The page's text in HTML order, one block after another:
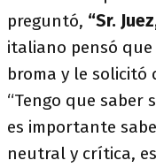
preguntó, “Sr.
italiano pensó
broma y le
“Tengo que saber
es importante
neutral y crítica,